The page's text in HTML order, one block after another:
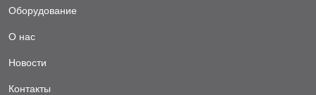
Оборудование
О нас
Новости
Контакты